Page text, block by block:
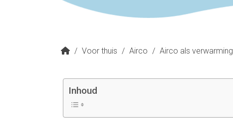
/ Voor thuis / Airco / Airco als verwarming
Inhoud